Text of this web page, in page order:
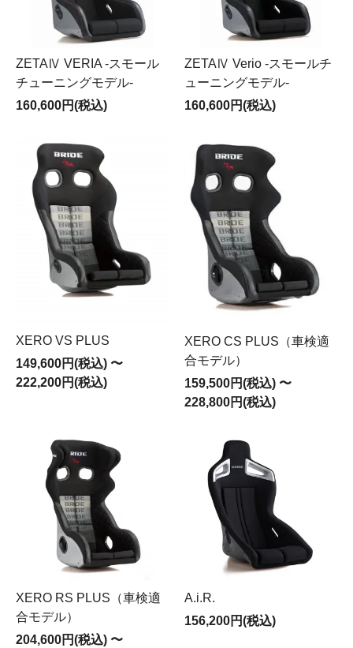
ZETAⅣ VERIA -スモール
チューニングモデル-
160,600円(税込)
ZETAⅣ Verio -スモールチ
ューニングモデル-
160,600円(税込)
XERO VS PLUS
149,600円(税込) 〜
222,200円(税込)
XERO CS PLUS（車検適
合モデル）
159,500円(税込) 〜
228,800円(税込)
XERO RS PLUS（車検適
合モデル）
204,600円(税込) 〜
A.i.R.
156,200円(税込)